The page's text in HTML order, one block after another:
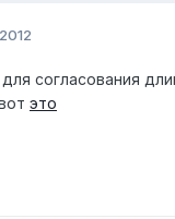
согласования
это